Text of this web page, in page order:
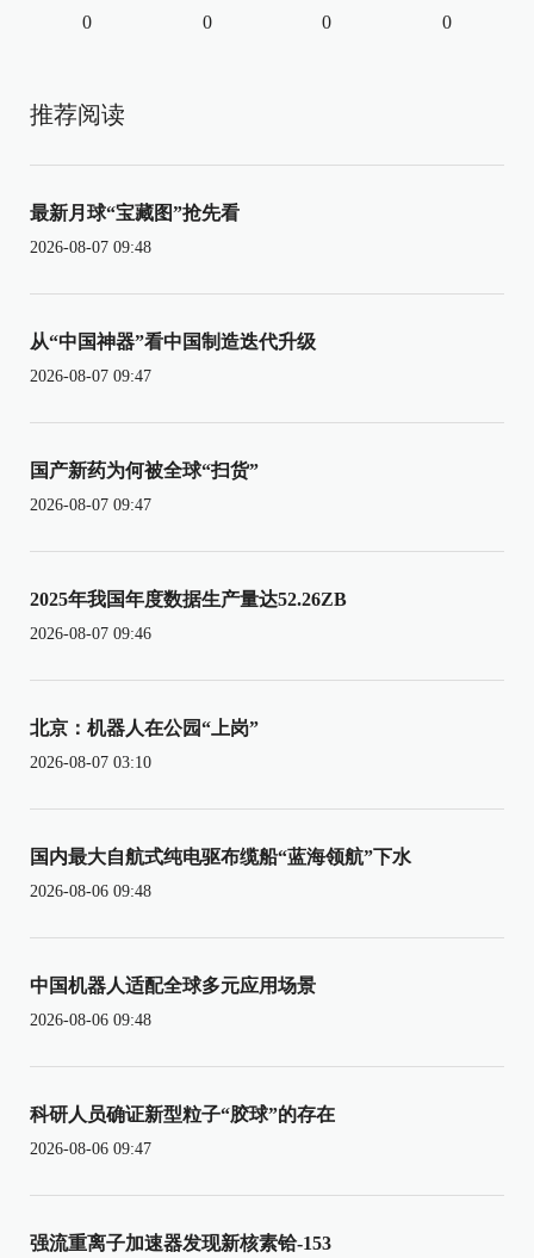
0 0 0 0
推荐阅读
最新月球“宝藏图”抢先看
2026-08-07 09:48
从“中国神器”看中国制造迭代升级
2026-08-07 09:47
国产新药为何被全球“扫货”
2026-08-07 09:47
2025年我国年度数据生产量达52.26ZB
2026-08-07 09:46
北京：机器人在公园“上岗”
2026-08-07 03:10
国内最大自航式纯电驱布缆船“蓝海领航”下水
2026-08-06 09:48
中国机器人适配全球多元应用场景
2026-08-06 09:48
科研人员确证新型粒子“胶球”的存在
2026-08-06 09:47
强流重离子加速器发现新核素铪-153